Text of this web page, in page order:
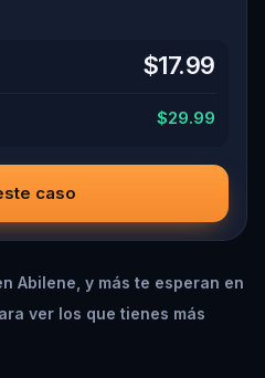
murderer before they strike
$17.99
$29.99
caso
Abilene, y más te esperan en
ver los que tienes más